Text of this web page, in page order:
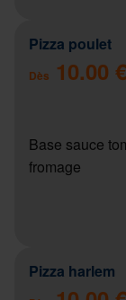
Pizza poulet
Dès 10.00 €
Base sauce
fromage
Pizza harlem